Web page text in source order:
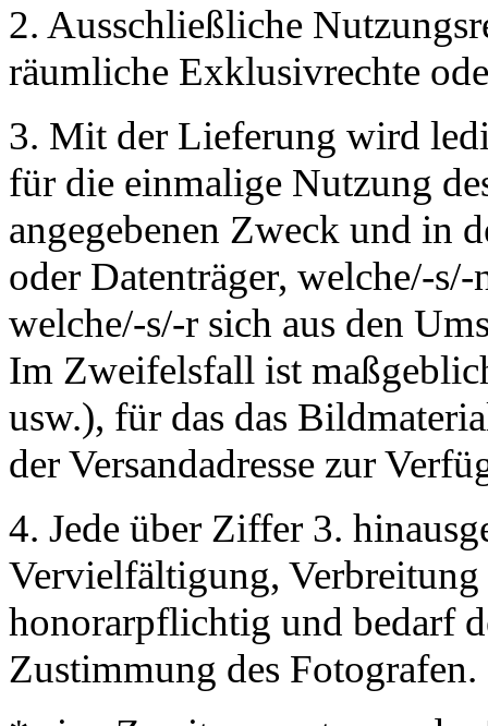
2. Ausschließliche
räumliche Exklusivrechte
3. Mit der Lieferung wird
für die einmalige Nutzung
angegebenen Zweck und in
oder Datenträger, welche/-
welche/-s/-r sich aus den
Im Zweifelsfall ist
usw.), für das das
der Versandadresse zur
4. Jede über Ziffer 3.
Vervielfältigung,
honorarpflichtig und bedarf
Zustimmung des